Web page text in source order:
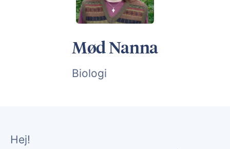
Undervisere
Mød Nanna
Biologi
Hej!